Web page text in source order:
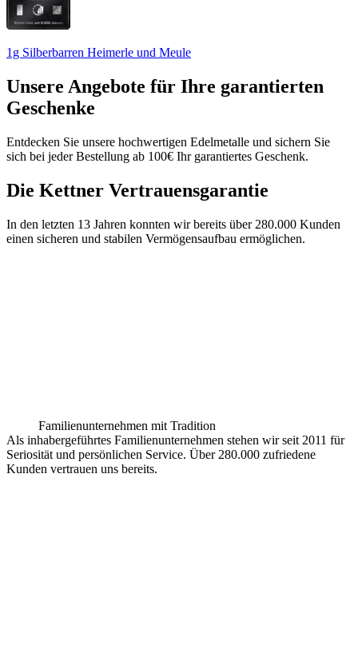
1g Silberbarren Heimerle und Meule
Unsere Angebote für Ihre garantierten
Geschenke
Entdecken Sie unsere hochwertigen Edelmetalle und sichern Sie
sich bei jeder Bestellung ab 100€ Ihr garantiertes Geschenk.
Die Kettner Vertrauensgarantie
In den letzten 13 Jahren konnten wir bereits über 280.000 Kunden
einen sicheren und stabilen Vermögensaufbau ermöglichen.
Familienunternehmen mit Tradition
Als inhabergeführtes Familienunternehmen stehen wir seit 2011 für
Seriosität und persönlichen Service. Über 280.000 zufriedene
Kunden vertrauen uns bereits.